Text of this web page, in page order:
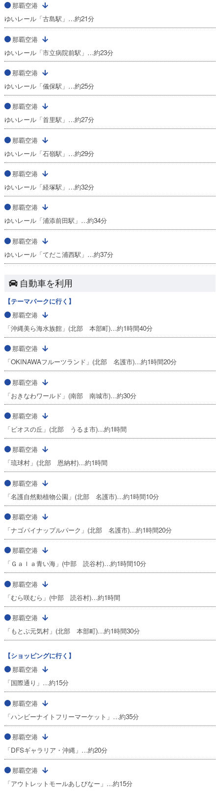
那覇空港
ゆいレール「古島駅」…約21分
那覇空港
ゆいレール「市立病院前駅」…約23分
那覇空港
ゆいレール「儀保駅」…約25分
那覇空港
ゆいレール「首里駅」…約27分
那覇空港
ゆいレール「石嶺駅」…約29分
那覇空港
ゆいレール「経塚駅」…約32分
那覇空港
ゆいレール「浦添前田駅」…約34分
那覇空港
ゆいレール「てだこ浦西駅」…約37分
自動車を利用
【テーマパークに行く】
那覇空港
「沖縄美ら海水族館」(北部 本部町)…約1時間40分
那覇空港
「OKINAWAフルーツランド」(北部 名護市)…約1時間20分
那覇空港
「おきなわワールド」(南部 南城市)…約30分
那覇空港
「ビオスの丘」(北部 うるま市)…約1時間
那覇空港
「琉球村」(北部 恩納村)…約1時間
那覇空港
「名護自然動植物公園」(北部 名護市)…約1時間10分
那覇空港
「ナゴパイナップルパーク」(北部 名護市)…約1時間20分
那覇空港
「Ｇａｌａ青い海」(中部 読谷村)…約1時間10分
那覇空港
「むら咲むら」(中部 読谷村)…約1時間
那覇空港
「もとぶ元気村」(北部 本部町)…約1時間30分
【ショッピングに行く】
那覇空港
「国際通り」…約15分
那覇空港
「ハンビーナイトフリーマーケット」…約35分
那覇空港
「DFSギャラリア・沖縄」…約20分
那覇空港
「アウトレットモールあしびなー」…約15分